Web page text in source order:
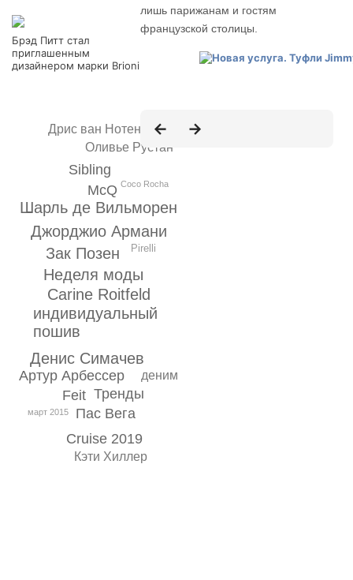
Брэд Питт стал
приглашенным
дизайнером марки Brioni
Carine Roitfeld
индивидуальный
пошив
Неделя моды
Зак Позен
Денис Симачев
Джорджио Армани
Шарль де Вильморен
Тренды
Артур Арбессер
Feit
McQ
Пас Вега
Sibling
Cruise 2019
Оливье Рустан
деним
Дрис ван Нотен
Кэти Хиллер
Pirelli
Coco Rocha
март 2015
лишь парижанам и гостям
французской столицы.